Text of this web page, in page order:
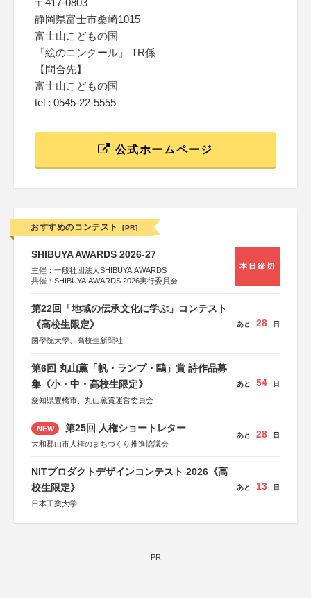
〒417-0803
静岡県富士市桑崎1015
富士山こどもの国
「絵のコンクール」 TR係
【問合先】
富士山こどもの国
tel : 0545-22-5555
公式ホームページ
おすすめのコンテスト [PR]
SHIBUYA AWARDS 2026-27
主催：一般社団法人SHIBUYA AWARDS
共催：SHIBUYA AWARDS 2026実行委員会
本日締切
第22回「地域の伝承文化に学ぶ」コンテスト
《高校生限定》
國學院大學、高校生新聞社
あと 28 日
第6回 丸山薫「帆・ランプ・鷗」賞 詩作品募
集《小・中・高校生限定》
愛知県豊橋市、丸山薫賞運営委員会
あと 54 日
NEW 第25回 人権ショートレター
大和郡山市人権のまちづくり推進協議会
あと 28 日
NITプロダクトデザインコンテスト 2026《高
校生限定》
日本工業大学
あと 13 日
PR